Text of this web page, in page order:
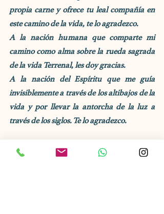
propia carne y ofrece tu leal compañía en
este camino de la vida, te lo agradezco.
A la nación humana que comparte mi
camino como alma sobre la rueda sagrada
de la vida Terrenal, les doy gracias.
A la nación del Espíritu que me guía
invisiblemente a través de los altibajos de la
vida y por llevar la antorcha de la luz a
través de los siglos. Te lo agradezco.
A los Cuatro Vientos de Cambio y